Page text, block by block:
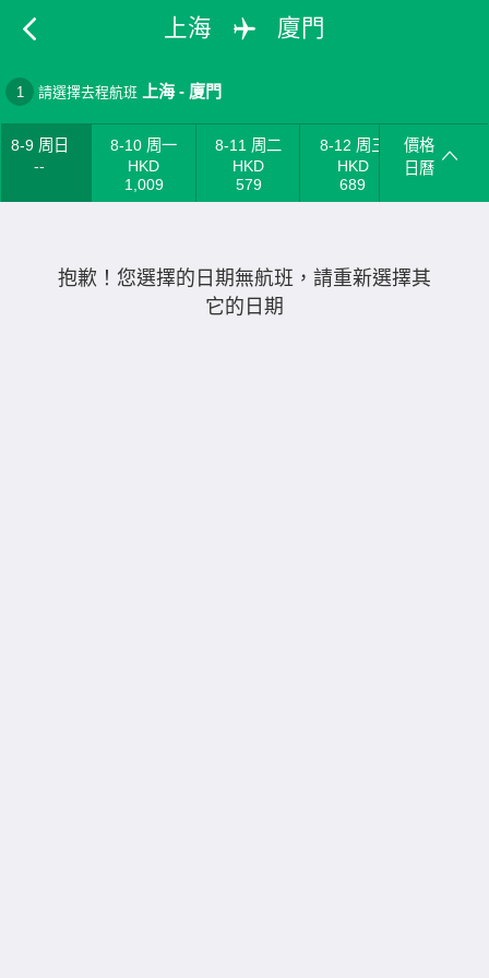
上海 廈門
1 請選擇去程航班 上海- 廈門
8-9 周日
--
8-10 周一
HKD
1,009
8-11 周二
HKD
579
8-12 周三
HKD
689
價格
日曆
抱歉！您選擇的日期無航班，請重新選擇其
它的日期